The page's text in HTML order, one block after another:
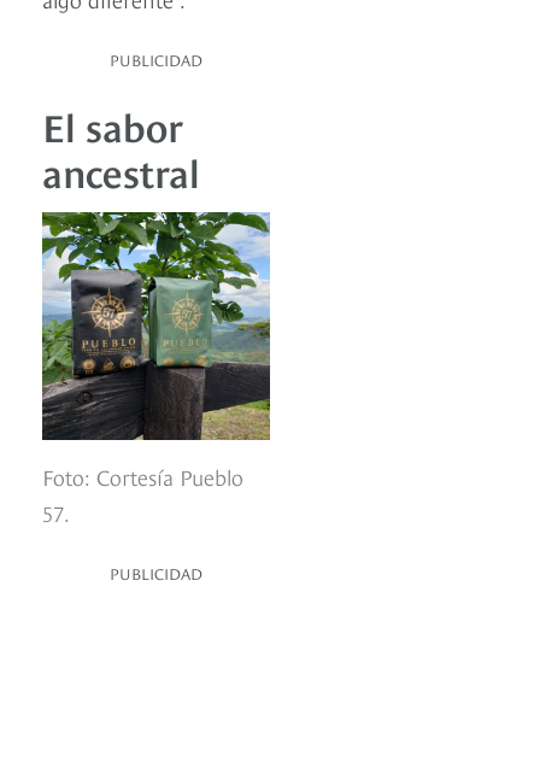
PUBLICIDAD
El sabor
ancestral
Foto: Cortesía Pueblo
57.
PUBLICIDAD